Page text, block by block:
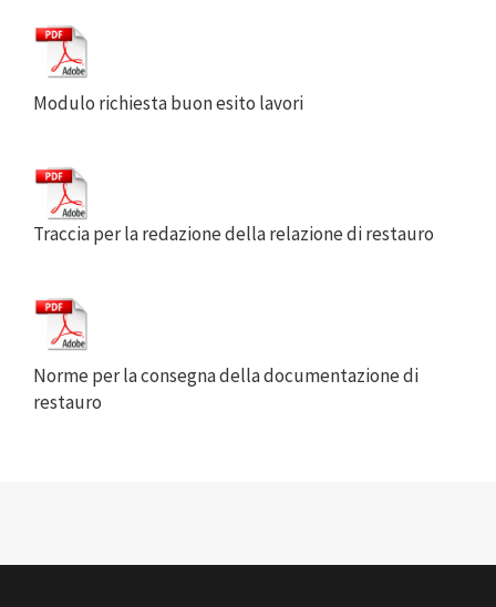
Modulo richiesta buon esito lavori
Traccia per la redazione della relazione di restauro
Norme per la consegna della documentazione di
restauro